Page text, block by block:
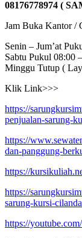
08176778974 (
Jam Buka Kantor /
Senin – Jum’at
Sabtu Pukul 08:00
Minggu Tutup (
Klik Link>>>
https://
penjualan-sarung-
https://
dan-panggung-
https://
https://
sarung-kursi-
https://